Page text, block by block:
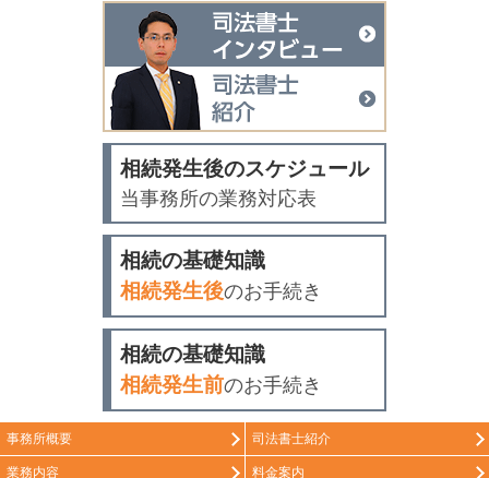
相続発生後のスケジュール
当事務所の業務対応表
相続の基礎知識
相続発生後のお手続き
相続の基礎知識
相続発生前のお手続き
事務所概要 司法書士紹介
業務内容 料金案内